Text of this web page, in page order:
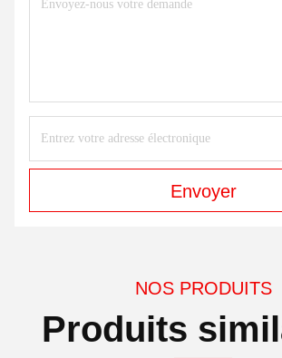
Envoyer
NOS PRODUITS
Produits